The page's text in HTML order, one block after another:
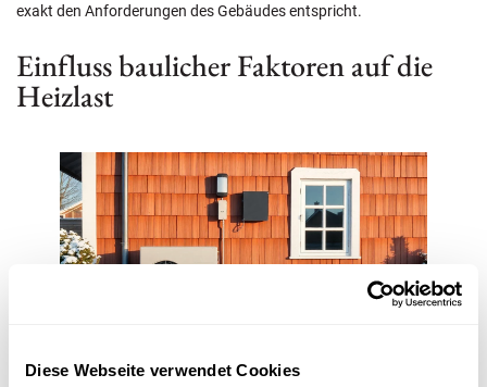
Diese Webseite verwendet Cookies
exakt den Anforderungen des Gebäudes entspricht.
Einfluss baulicher Faktoren auf die
Heizlast